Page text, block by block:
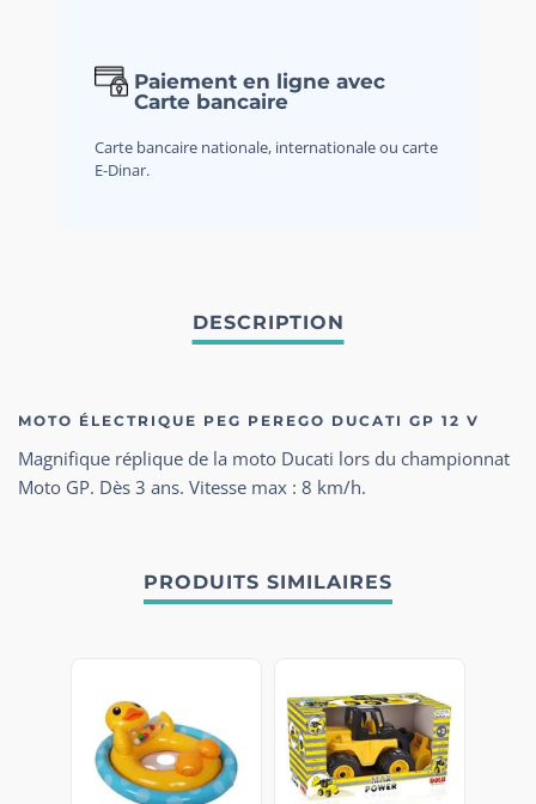
Paiement en ligne avec
Carte bancaire
Carte bancaire nationale, internationale ou carte
E-Dinar.
MOTO ÉLECTRIQUE PEG PEREGO DUCATI GP 12 V
Magnifique réplique de la moto Ducati lors du championnat
Moto GP. Dès 3 ans. Vitesse max : 8 km/h.
PRODUITS SIMILAIRES